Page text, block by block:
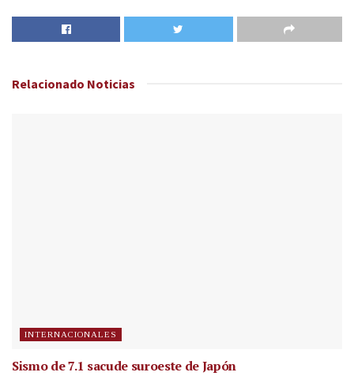
Relacionado Noticias
INTERNACIONALES
Sismo de 7.1 sacude suroeste de Japón